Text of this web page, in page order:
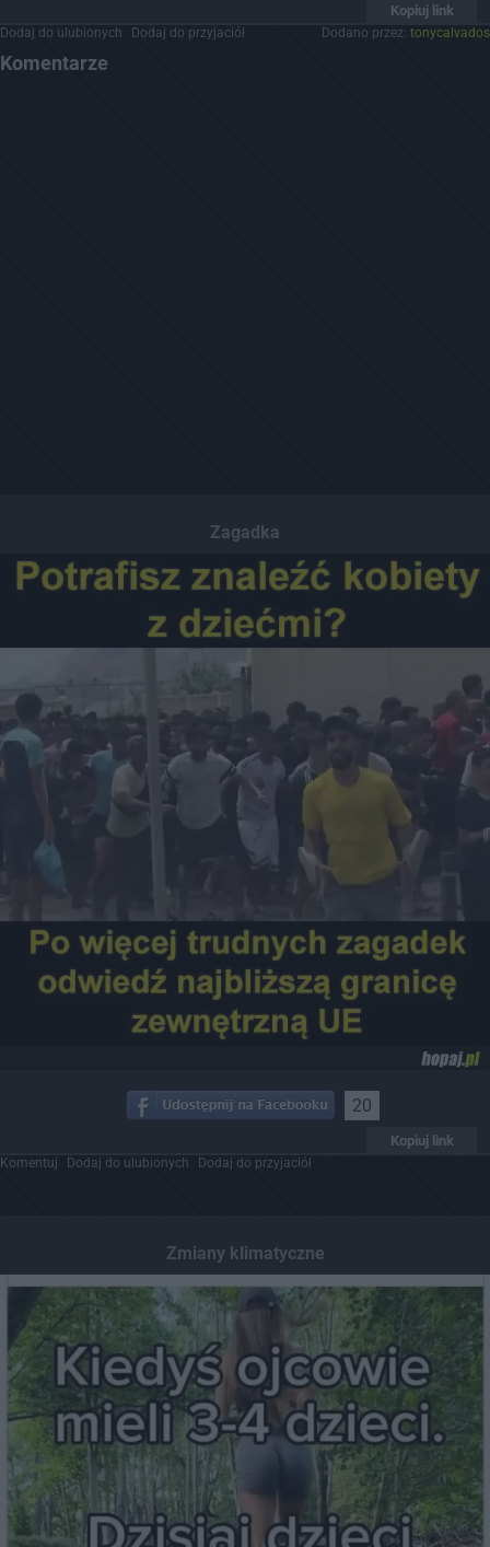
Kopiuj link
Dodaj do ulubionych Dodaj do przyjaciół Dodano przez: tonycalvados
Komentarze
Zagadka
20
Kopiuj link
Komentuj Dodaj do ulubionych Dodaj do przyjaciół
Zmiany klimatyczne